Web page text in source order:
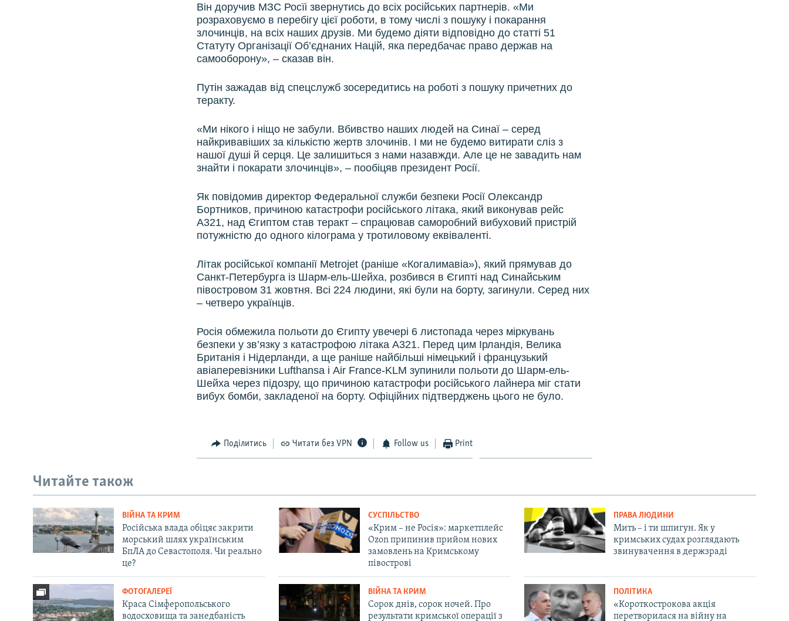
Він доручив МЗС Росїі звернутись до всіх російських партнерів. «Ми
розраховуємо в перебігу цієї роботи, в тому числі з пошуку і покарання
злочинців, на всіх наших друзів. Ми будемо діяти відповідно до статті 51
Статуту Організації Об’єднаних Націй, яка передбачає право держав на
самооборону», – сказав він.
Путін зажадав від спецслужб зосередитись на роботі з пошуку причетних до
теракту.
«Ми нікого і ніщо не забули. Вбивство наших людей на Синаї – серед
найкривавіших за кількістю жертв злочинів. І ми не будемо витирати сліз з
нашої душі й серця. Це залишиться з нами назавжди. Але це не завадить нам
знайти і покарати злочинців», – пообіцяв президент Росії.
Як повідомив директор Федеральної служби безпеки Росії Олександр
Бортников, причиною катастрофи російського літака, який виконував рейс
А321, над Єгиптом став теракт – спрацював саморобний вибуховий пристрій
потужністю до одного кілограма у тротиловому еквіваленті.
Літак російської компанії Metrojet (раніше «Когалимавіа»), який прямував до
Санкт-Петербурга із Шарм-ель-Шейха, розбився в Єгипті над Синайським
півостровом 31 жовтня. Всі 224 людини, які були на борту, загинули. Серед них
– четверо українців.
Росія обмежила польоти до Єгипту увечері 6 листопада через міркувань
безпеки у зв’язку з катастрофою літака А321. Перед цим Ірландія, Велика
Британія і Нідерланди, а ще раніше найбільші німецький і французький
авіаперевізники Lufthansa і Air France-KLM зупинили польоти до Шарм-ель-
Шейха через підозру, що причиною катастрофи російського лайнера міг стати
вибух бомби, закладеної на борту. Офіційних підтверджень цього не було.
Поділитись Читати без VPN Follow us Print
Читайте також
ВІЙНА ТА КРИМ
Російська влада обіцяє закрити
морський шлях українським
БпЛА до Севастополя. Чи реально
це?
СУСПІЛЬСТВО
«Крим – не Росія»: маркетплейс
Ozon припинив прийом нових
замовлень на Кримському
півострові
ПРАВА ЛЮДИНИ
Мить – і ти шпигун. Як у
кримських судах розглядають
звинувачення в держзраді
ФОТОГАЛЕРЕЇ
Краса Сімферопольського
водосховища та занедбаність
ВІЙНА ТА КРИМ
Сорок днів, сорок ночей. Про
результати кримської операції з
ПОЛІТИКА
«Короткострокова акція
перетворилася на війну на